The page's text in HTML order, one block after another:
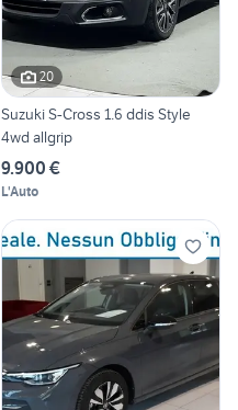
20
Suzuki S-Cross 1.6 ddis Style
4wd allgrip
9.900 €
L'Auto